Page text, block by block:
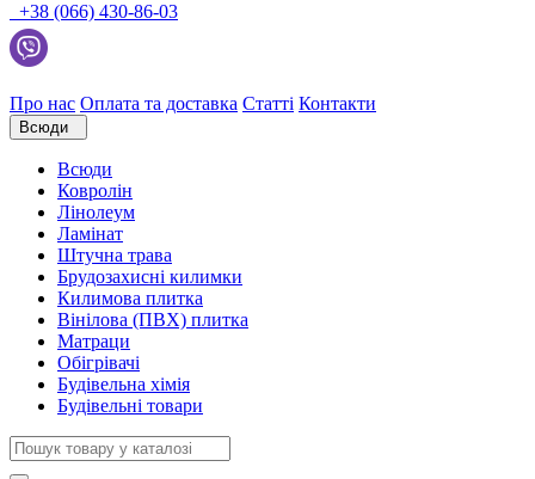
+38 (066) 430-86-03
Про нас Оплата та доставка Статті Контакти
Всюди
Всюди
Ковролін
Лінолеум
Ламінат
Штучна трава
Брудозахисні килимки
Килимова плитка
Вінілова (ПВХ) плитка
Матраци
Обігрівачі
Будівельна хімія
Будівельні товари